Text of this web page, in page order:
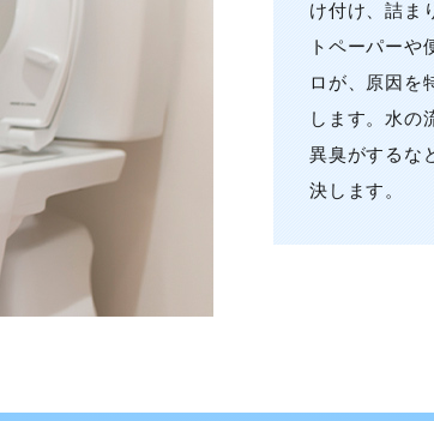
け付け、詰ま
トペーパーや
ロが、原因を
します。水の
異臭がするな
決します。